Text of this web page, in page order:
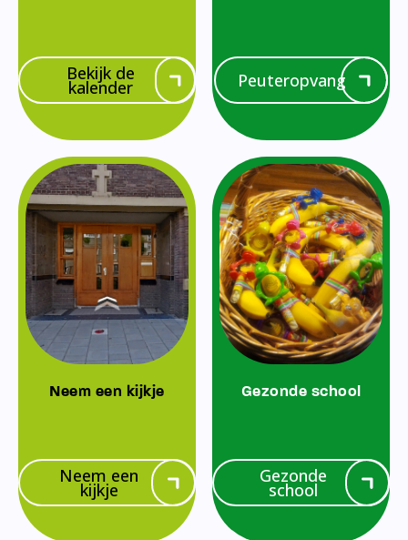
Bekijk de
kalender Peuteropvang
Neem een kijkje
Neem een
kijkje
Gezonde school
Gezonde
school